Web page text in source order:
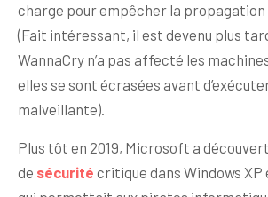
charge pour empêcher la propagation
(Fait intéressant, il est devenu plus
WannaCry n’a pas affecté les
elles se sont écrasées avant
malveillante).
Plus tôt en 2019, Microsoft a
de sécurité critique dans Windows XP